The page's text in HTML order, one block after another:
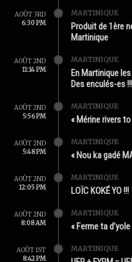
AOÛT 3RD
6:30 PM
MARTINIQUE
Produit de 1ère
Martinique
AOÛT 2ND
11:14 PM
MARTINIQUE
En Martinique
Des enculés-es !!!
AOÛT 2ND
5:56 PM
MARTINIQUE
« Mérine rivers
AOÛT 2ND
5:48 PM
MARTINIQUE
« Nou ka gadé
AOÛT 2ND
12:05 PM
MARTINIQUE
LOÏC KOKÉ YO !!!
AOÛT 2ND
8:08 AM
MARTINIQUE
« Ferme ta d’yole
AOÛT 1ST
8:42 PM
MARTINIQUE